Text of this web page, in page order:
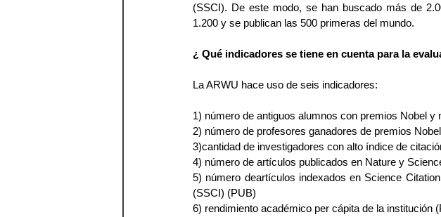
(SSCI). De este modo, se han buscado más de
1.200 y se publican las 500 primeras del mundo.
¿ Qué indicadores se tiene en cuenta para la
La ARWU hace uso de seis indicadores:
1) número de antiguos alumnos con premios Nobel y
2) número de profesores ganadores de premios
3)cantidad de investigadores con alto índice de
4) número de artículos publicados en Nature y
5) número deartículos indexados en Science
(SSCI) (PUB)
6) rendimiento académico per cápita de la institución